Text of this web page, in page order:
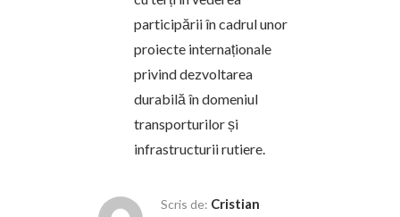
participării în cadrul unor
proiecte internaționale
privind dezvoltarea
durabilă în domeniul
transporturilor și
infrastructurii rutiere.
Scris de: Cristian